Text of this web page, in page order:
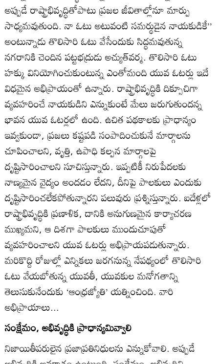
అప్పుడే రాష్ట్రాభివృద్ధితోపాటు ప్రజల జీవితాల్లోనూ మార్పు
సాధ్యమవుతుంది. నా ఓటు అటువంటి సమర్థుడైన నాయకుడికే’’
అంటున్నాడు తొలిసారి ఓటు వేసేందుకు సిద్ధమవుతున్న
నగరానికి చెందిన పట్టభద్రుడు అచ్యుత్‌వర్మ. తొలిసారి ఓటు
హక్కు వినియోగించుకుంటున్న ఎంతోమంది యువ ఓటర్లు ఇదే
విధమైన అభిప్రాయంతో ఉన్నారు. రాష్ట్రాభివృద్ధికి దిక్సూచిగా
వ్యవహరించే నాయకుడిని ఎన్నుకుంటే మేలు జరుగుతుందన్న
భావన యువ ఓటర్లలో ఉంది. ఉచిత పథకాలకు ప్రాధాన్యం
ఇవ్వకుండా, ప్రజలు కష్టపడి సంపాదించుకునే మార్గాలను
చూపించాలని, వృత్తి, ఉపాధి కల్పన మార్గాలపై
దృష్టిసారించాలని సూచిస్తున్నారు. ఇప్పటికీ నిరుపేదలకు
నాణ్యమైన వైద్యం అందడం లేదని, దీనిపై పాలకులు ఎందుకు
దృష్టిసారించలేకపోతున్నారని పలువురు ప్రశ్నిస్తున్నారు. ఐదేళ్లలో
రాష్ట్రాభివృద్ధికి ప్రణాళిక, దానికి అనుగుణమైన కార్యాచరణ
ముఖ్యమని, ఆ దిశగా పాలకులు ముందుచూపుతో
వ్యవహరించాలని యువ ఓటర్లు అభిప్రాయపడుతున్నారు.
మరికొద్ది రోజుల్లో ఎన్నికలు జరగనున్న నేపథ్యంలో తొలిసారి
ఓటు వేయబోతున్న యువతీ, యువకుల మనోగతాన్ని
తెలుసుకునేందుకు ‘ఆంధ్రజ్యోతి’ యత్నించింది. వారి
అభిప్రాయాలు...
సంక్షేమం, అభివృద్ధికి ప్రాధాన్యమివ్వాలి
నిజాయితీపరులైన ప్రజాప్రతినిధులను ఎన్నుకోవాలి. అప్పుడే